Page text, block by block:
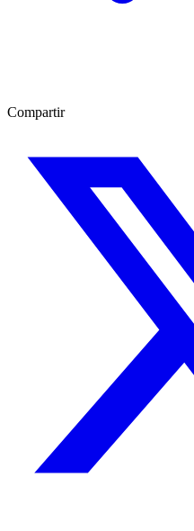
Compartir